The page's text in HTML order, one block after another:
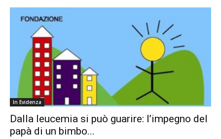
In Evidenza
Dalla leucemia si può guarire: l’impegno del
papà di un bimbo...